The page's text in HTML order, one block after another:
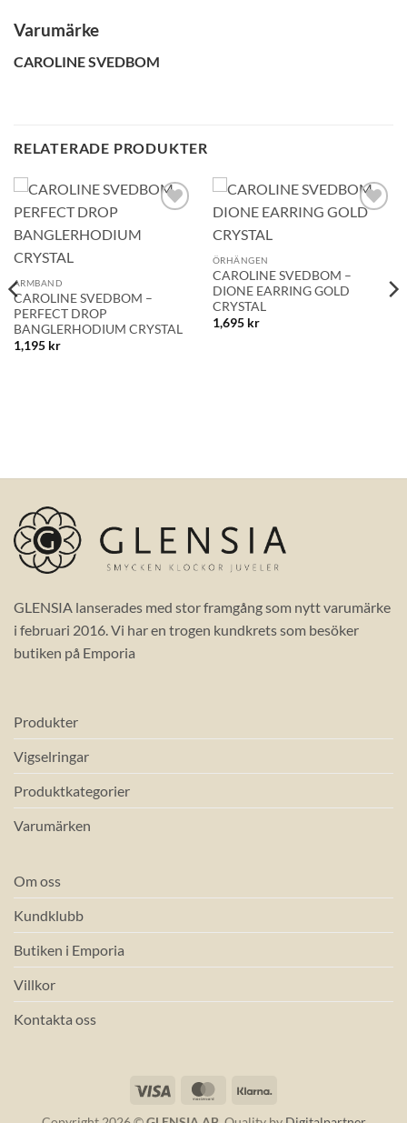
Varumärke
CAROLINE SVEDBOM
RELATERADE PRODUKTER
önskelistan!
ARMBAND
CAROLINE SVEDBOM –
PERFECT DROP
BANGLERHODIUM CRYSTAL
1,195 kr
ÖRHÄNGEN
CAROLINE SVEDBOM –
DIONE EARRING GOLD
CRYSTAL
1,695 kr
GLENSIA lanserades med stor framgång som nytt varumärke
i februari 2016. Vi har en trogen kundkrets som besöker
butiken på Emporia
Produkter
Vigselringar
Produktkategorier
Varumärken
Om oss
Kundklubb
Butiken i Emporia
Villkor
Kontakta oss
Visa MasterCard
Bli medlem idag och få 10% rabatt på ditt första köp